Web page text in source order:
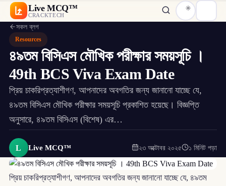
Live MCQ™
CRACKTECH
সকল ব্লগ
Resources
৪৯তম বিসিএস মৌখিক পরীক্ষার সময়সূচি ।
49th BCS Viva Exam Date
প্রিয় চাকরিপ্রত্যাশীগণ, আপনাদের অবগতির জন্য জানানো যাচ্ছে যে,
৪৯তম বিসিএস মৌখিক পরীক্ষার সময়সূচি প্রকাশিত হয়েছে। বিজ্ঞপ্তি
অনুসারে, ৪৯তম বিসিএস (বিশেষ) এর…
L Live MCQ™ ২৩ অক্টোবর ২০২৫ ১ মিনিট পড়া
প্রিয় চাকরিপ্রত্যাশীগণ, আপনাদের অবগতির জন্য জানানো যাচ্ছে যে, ৪৯তম